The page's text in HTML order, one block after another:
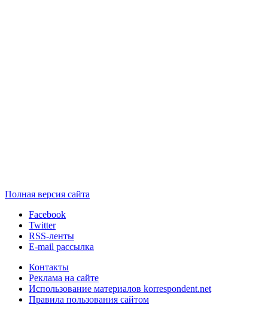
Полная версия сайта
Facebook
Twitter
RSS-ленты
E-mail рассылка
Контакты
Реклама на сайте
Использование материалов korrespondent.net
Правила пользования сайтом